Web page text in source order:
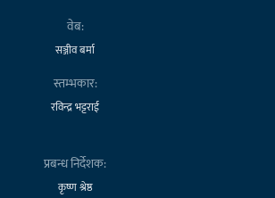
वेब:
सञ्जीव बर्मा
स्तम्भकार:
रविन्द्र भट्टराई
प्रबन्ध निर्देशक:
कृष्ण श्रेष्ठ